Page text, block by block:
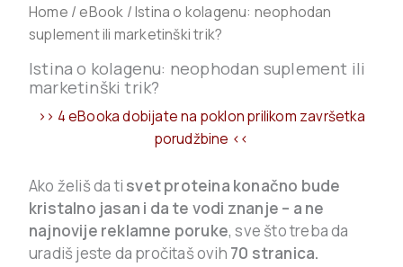
Home /eBook / Istina o kolagenu: neophodan
suplement ili marketinški trik?
Istina o kolagenu: neophodan suplement ili
marketinški trik?
>> 4 eBooka dobijate na poklon prilikom završetka
porudžbine <<
Ako želiš da ti svet proteina konačno bude
kristalno jasan i da te vodi znanje – a ne
najnovije reklamne poruke, sve što treba da
uradiš jeste da pročitaš ovih 70 stranica.